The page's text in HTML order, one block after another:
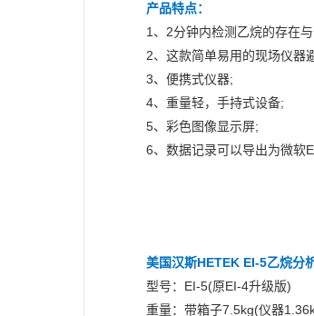
产品特点：
1、2分钟内检测乙烷的存在
2、这款简单易用的现场仪器
3、便携式仪器;
4、重量轻，手持式设备;
5、彩色图像显示屏;
6、数据记录可以导出为微软
美国汉斯HETEK EI-5乙烷分
型号：EI-5(原EI-4升级版)
重量：带箱子7.5kg(仪器